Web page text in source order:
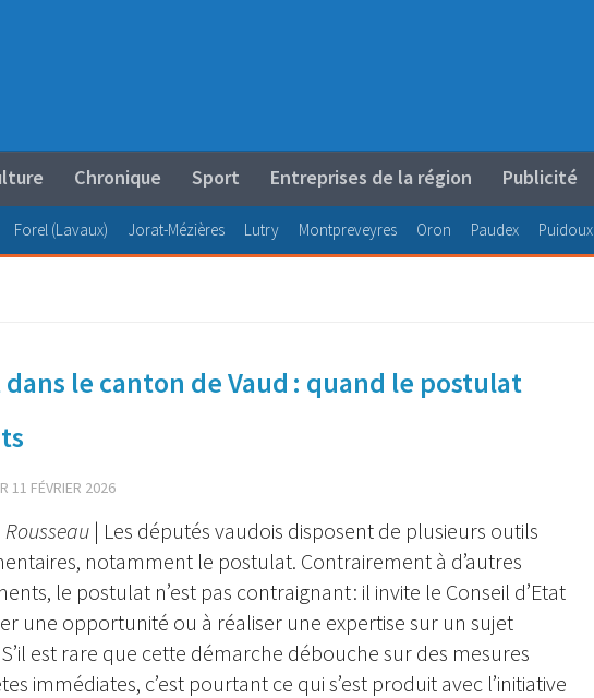
Chronique Sport Entreprises de la région Publicité
Forel (Lavaux) Jorat-Mézières Lutry Montpreveyres Oron Paudex Puidoux
le canton de Vaud : quand le postulat
11 FÉVRIER 2026
| Les députés vaudois disposent de plusieurs outils
notamment le postulat. Contrairement à d’autres
le postulat n’est pas contraignant : il invite le Conseil d’Etat
une opportunité ou à réaliser une expertise sur un sujet
est rare que cette démarche débouche sur des mesures
immédiates, c’est pourtant ce qui s’est produit avec l’initiative